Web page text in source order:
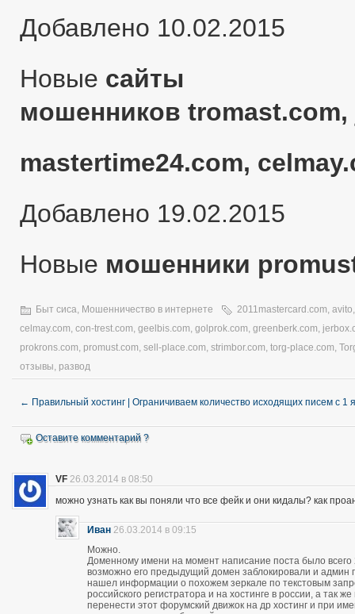
Добавлено 10.02.2015
Новые сайты
мошенников
mastertime24.com,
Добавлено 19.02.2015
Новые мошенники
Быт сиса Мошенничество в интернете 2011mastercard.com avito
celmay.com con-trest.com geelbis.com golprok.com greenberk.com
prokrons.com promust.com sell-place.com strimbor.com torg-place.com
отзывы развод
← Правильный хостинг | Ограничиваем количество исходящих писем с 1
Оставите комментарий ?
VF 26.03.2014 в 08:50
можно узнать как вы поняли что все фейк и они кидалы? как
Иван 26.03.2014 в 09:15
Можно.
Доменному имени на момент написание поста было
возможно его предыдущий домен заблокировали и админ
нашел информации о похожем зеркале по текстовым
российского регистратора и на хостинге в россии, а
перенести этот форумский движок на др хостинг и при